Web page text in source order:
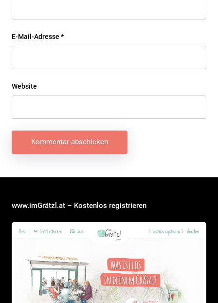
E-Mail-Adresse *
Website
www.imGrätzl.at – Kostenlos registrieren